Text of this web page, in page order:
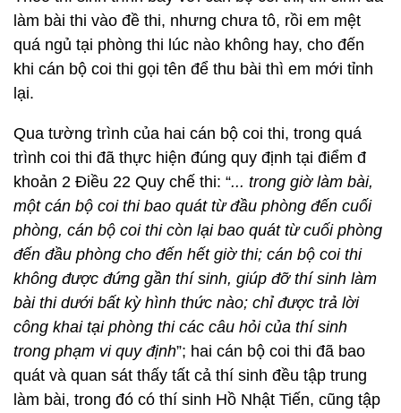
làm bài thi vào đề thi, nhưng chưa tô, rồi em mệt
quá ngủ tại phòng thi lúc nào không hay, cho đến
khi cán bộ coi thi gọi tên để thu bài thì em mới tỉnh
lại.
Qua tường trình của hai cán bộ coi thi, trong quá
trình coi thi đã thực hiện đúng quy định tại điểm đ
khoản 2 Điều 22 Quy chế thi: “... trong giờ làm bài,
một cán bộ coi thi bao quát từ đầu phòng đến cuối
phòng, cán bộ coi thi còn lại bao quát từ cuối phòng
đến đầu phòng cho đến hết giờ thi; cán bộ coi thi
không được đứng gần thí sinh, giúp đỡ thí sinh làm
bài thi dưới bất kỳ hình thức nào; chỉ được trả lời
công khai tại phòng thi các câu hỏi của thí sinh
trong phạm vi quy định”; hai cán bộ coi thi đã bao
quát và quan sát thấy tất cả thí sinh đều tập trung
làm bài, trong đó có thí sinh Hồ Nhật Tiến, cũng tập